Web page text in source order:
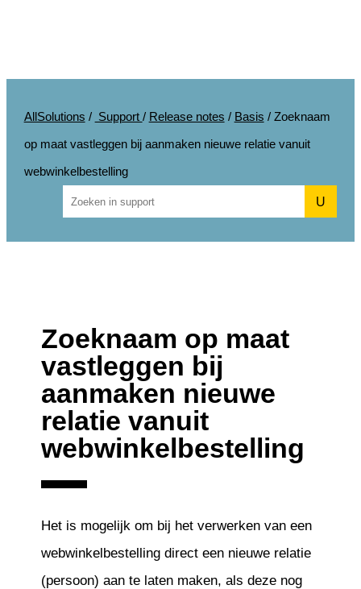
AllSolutions / Support / Release notes / Basis / Zoeknaam
op maat vastleggen bij aanmaken nieuwe relatie vanuit
webwinkelbestelling
U
Zoeknaam op maat
vastleggen bij
aanmaken nieuwe
relatie vanuit
webwinkelbestelling
Het is mogelijk om bij het verwerken van een
webwinkelbestelling direct een nieuwe relatie
(persoon) aan te laten maken, als deze nog